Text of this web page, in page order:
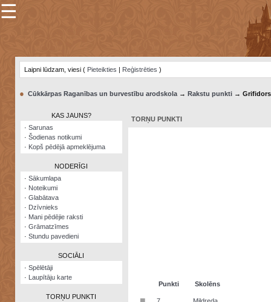
×
Šodienas
notikumi
Visatcera
almanahs
Arhīvs
☰
Laipni lūdzam, viesi ( Pieteikties | Reģistrēties )
● Cūkkārpas Raganības un burvestību arodskola→ Rakstu punkti→ Grifidors
KAS JAUNS?
· Sarunas
· Šodienas notikumi
· Kopš pēdējā apmeklējuma
NODERĪGI
· Sākumlapa
· Noteikumi
· Glabātava
· Dzīvnieks
· Mani pēdējie raksti
· Grāmatzīmes
· Stundu pavedieni
SOCIĀLI
· Spēlētāji
· Laupītāju karte
TORŅU PUNKTI
TORŅU PUNKTI
Punkti Skolēns